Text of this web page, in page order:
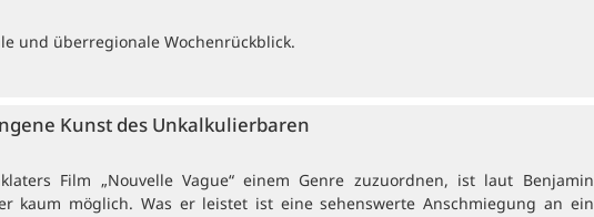
und überregionale Wochenrückblick.
Kunst des Unkalkulierbaren
Film „Nouvelle Vague“ einem Genre zuzuordnen, ist laut Benjamin
kaum möglich. Was er leistet ist eine sehenswerte Anschmiegung an ein